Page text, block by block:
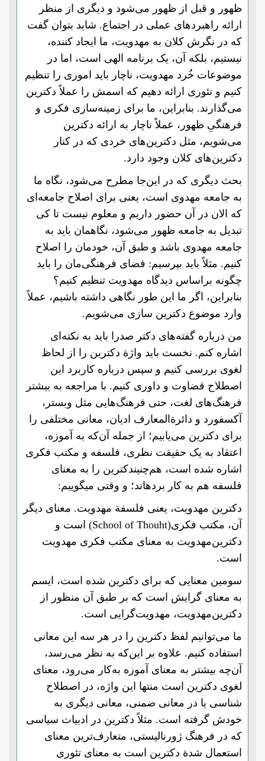
ظهور و قبل از ظهور می‌شود و دیگری از منظر
ارائه راهبردهای عملی در اجتماع. شاید بتوان گفت
که در نگرش کلان به مهدویت، ما ایجاد کننده،
نیستیم، بلکه آن، یک برنامه الهی است، اما در
موضوعات خُرد مهدویت، ناچار باید اموری را تنظیم
کنیم و تئوری ارائه دهیم که اسمش را عملاً دکترین
می‌گذارند. بنابراین، ما برای زمینه‌سازی فکری و
فرهنگیِ ظهور، عملاً ناچار به ارائه دکترین
می‌شویم، مثل دکترین‌های خردی که در کنار
دکترین‌های کلان وجود دارد.
بحث دیگری که در این‌جا مطرح می‌شود، نگاه ما
به جامعه مهدوی است، یعنی برای اصلاح جامعه‌ای
که الان در آن حضور داریم و معلوم نیست تا کی
تبدیل به جامعه ظهور می‌شود، نگاهمان باید به
جامعه مهدوی باشد و طبق آن، خودمان را اصلاح
کنیم. مثلاً باید بپرسیم: فضای فرهنگی‌‌مان را باید
چگونه براساس دیدگاه مهدویت تنظیم کنیم؟
بنابراین، اگر ما این طور نگاهی داشته باشیم، عملاً
وارد موضوع دکترین سازی می‌شویم.
من درباره گفته‌های دکتر صدرا باید به نکته‌ای
اشاره کنم. نخست باید واژة دکترین را از لحاظ
لغوی بررسی کنیم و سپس درباره کاربرد این
اصطلاح قضاوت و داوری کنیم. با مراجعه به بیشتر
فرهنگ‌های لغت، حتی فرهنگ‌هایی مثل و‌بستر،
آکسفورد و دائرةالمعارف‌ ادیان، معانی مختلفی را
برای دکترین می‌یابیم؛ از جمله آن‌که به آموزه،
اعتقاد به یک حقیقت نظری، فلسفه و مکتب فکری
اشاره شده است، هم‌چنیندکترین را به معنای
فلسفه هم به کار بردهاند؛ و وقتی میگوییم:
دکترین مهدویت، یعنی فلسفة مهدویت. معنای دیگر
آن، مکتب فکری
(School of Thouht) است و
دکترین‌مهدویت به معنای مکتب فکری مهدویت
است.
سومین معنایی که برای دکترین شده است، ایسم
به معنای گرایش است که بر طبق آن منظور از
دکترین‌مهدویت، مهدویت‌گرایی است.
ما می‌توانیم لفظ دکترین را در هر سه این معانی
استفاده کنیم. علاوه بر این‌که به نظر می‌رسد،
آن‌چه بیشتر به معنای آموزه به‌کار می‌رود، معنای
لغوی دکترین است منتها این واژه، در اصطلاح
شناسی یا در معانی ضمنی، معانی دیگری به
خودش گرفته است. مثلاً دکترین در ادبیات سیاسی
که در فرهنگ ژورنالیستی، متعارف‌ترین معنای
استعمال شدة دکترین است به معنای تئوری